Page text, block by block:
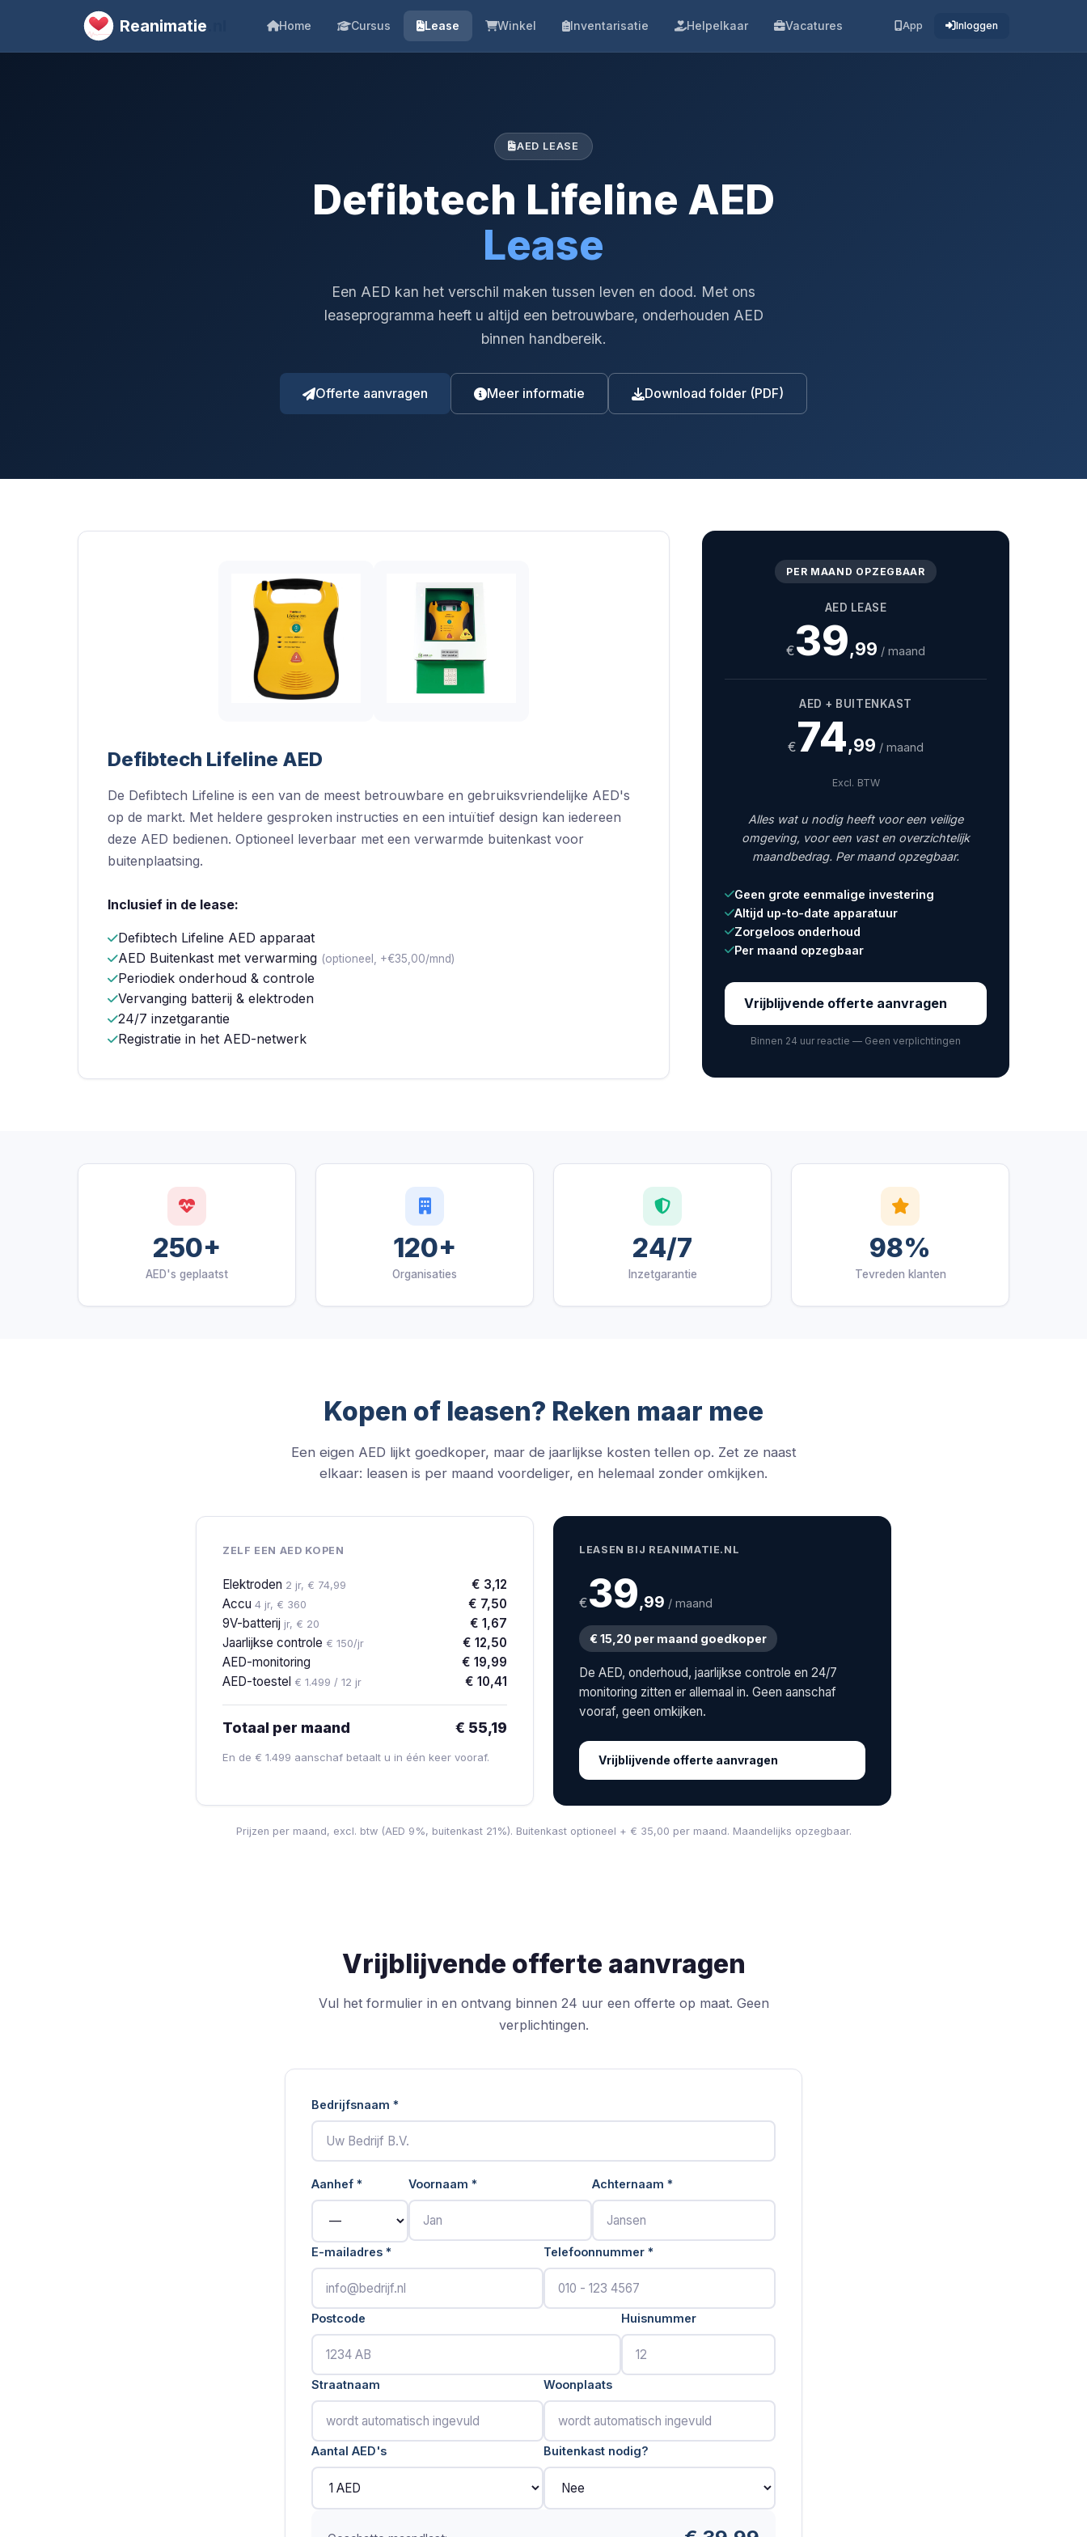
Reanimatie Home Cursus Lease Winkel Inventarisatie Helpelkaar Vacatures App Inloggen
AED LEASE
Defibtech Lifeline AED
Lease
Een AED kan het verschil maken tussen leven en dood. Met ons
leaseprogramma heeft u altijd een betrouwbare, onderhouden AED
binnen handbereik.
Offerte aanvragen Meer informatie Download folder (PDF)
Defibtech Lifeline AED
De Defibtech Lifeline is een van de meest betrouwbare en gebruiksvriendelijke AED's
op de markt. Met heldere gesproken instructies en een intuïtief design kan iedereen
deze AED bedienen. Optioneel leverbaar met een verwarmde buitenkast voor
buitenplaatsing.
Inclusief in de lease:
Defibtech Lifeline AED apparaat
AED Buitenkast met verwarming (optioneel, +€35,00/mnd)
Periodiek onderhoud & controle
Vervanging batterij & elektroden
24/7 inzetgarantie
Registratie in het AED-netwerk
PER MAAND OPZEGBAAR
AED LEASE
€39,99 / maand
AED + BUITENKAST
€74,99 / maand
Excl. BTW
Alles wat u nodig heeft voor een veilige
omgeving, voor een vast en overzichtelijk
maandbedrag. Per maand opzegbaar.
Geen grote eenmalige investering
Altijd up-to-date apparatuur
Zorgeloos onderhoud
Per maand opzegbaar
Vrijblijvende offerte aanvragen
Binnen 24 uur reactie — Geen verplichtingen
250+
AED's geplaatst
120+
Organisaties
24/7
Inzetgarantie
98%
Tevreden klanten
Kopen of leasen? Reken maar mee
Een eigen AED lijkt goedkoper, maar de jaarlijkse kosten tellen op. Zet ze naast
elkaar: leasen is per maand voordeliger, en helemaal zonder omkijken.
ZELF EEN AED KOPEN
Elektroden 2 jr, € 74,99
€ 3,12
Accu 4 jr, € 360
€ 7,50
9V-batterij jr, € 20
€ 1,67
Jaarlijkse controle € 150/jr
€ 12,50
AED-monitoring
€ 19,99
AED-toestel € 1.499 / 12 jr € 10,41
Totaal per maand € 55,19
En de € 1.499 aanschaf betaalt u in één keer vooraf.
LEASEN BIJ REANIMATIE.NL
€39,99 / maand
€ 15,20 per maand goedkoper
De AED, onderhoud, jaarlijkse controle en 24/7
monitoring zitten er allemaal in. Geen aanschaf
vooraf, geen omkijken.
Vrijblijvende offerte aanvragen
Prijzen per maand, excl. btw (AED 9%, buitenkast 21%). Buitenkast optioneel + € 35,00 per maand. Maandelijks opzegbaar.
Vrijblijvende offerte aanvragen
Vul het formulier in en ontvang binnen 24 uur een offerte op maat. Geen
verplichtingen.
Bedrijfsnaam *
Aanhef * Voornaam * Achternaam *
E-mailadres * Telefoonnummer *
Postcode Huisnummer
Straatnaam Woonplaats
Aantal AED's Buitenkast nodig?